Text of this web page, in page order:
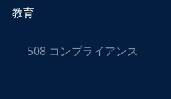
教育
508 コンプライアンス